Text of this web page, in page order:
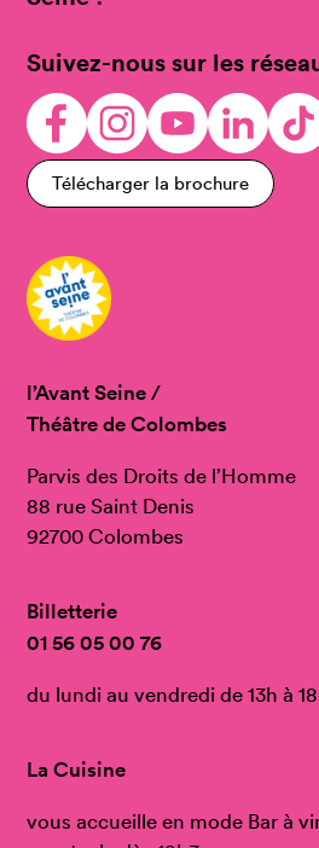
Suivez-nous sur les
Télécharger la brochure
l’Avant Seine /
Théâtre de Colombes
Parvis des Droits de l’Homme
88 rue Saint Denis
92700 Colombes
Billetterie
01 56 05 00 76
du lundi au vendredi de 13h à
La Cuisine
vous accueille en mode Bar à